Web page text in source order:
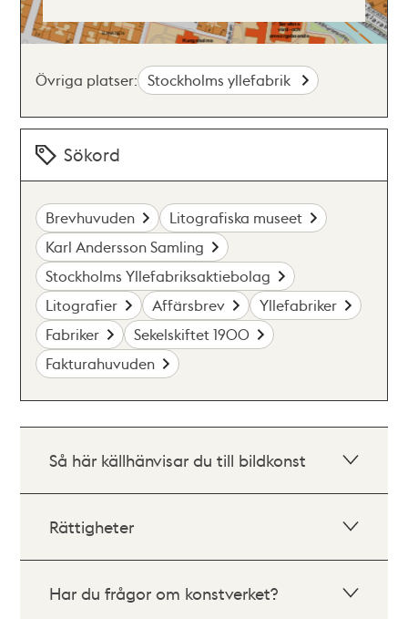
Övriga platser: Stockholms yllefabrik
Sökord
Brevhuvuden
Litografiska museet
Karl Andersson Samling
Stockholms Yllefabriksaktiebolag
Litografier
Affärsbrev
Yllefabriker
Fabriker
Sekelskiftet 1900
Fakturahuvuden
Så här källhänvisar du till bildkonst
Rättigheter
Har du frågor om konstverket?